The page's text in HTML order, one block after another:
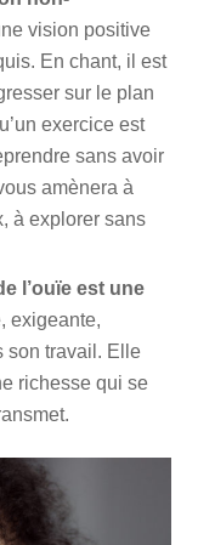
vision positive
En chant, il est
sur le plan
exercice est
sans avoir
amènera à
à explorer sans
l’ouïe est une
exigeante,
son travail. Elle
richesse qui se